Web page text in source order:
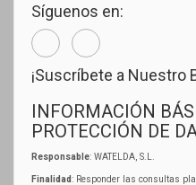
Síguenos en:
¡Suscríbete a Nuestro
INFORMACIÓN
PROTECCIÓN DE
Responsable: WATELDA, S.L.
Finalidad: Responder las consultas